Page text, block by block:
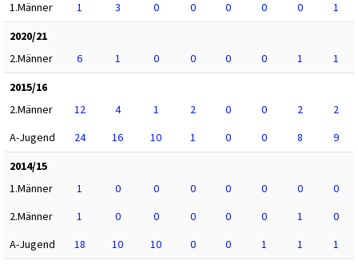
1.Männer
1 3 0 0 0 0 0
1
2020/21
2.Männer
6 1 0 0 0 0 1
1
2015/16
2.Männer
12 4 1 2 0 0 2
2
A-Jugend
24 16 10 1 0 0 8
9
2014/15
1.Männer
1 0 0 0 0 0 0
0
2.Männer
1 0 0 0 0 0 1
0
A-Jugend
18 10 10 0 0 1 1
1